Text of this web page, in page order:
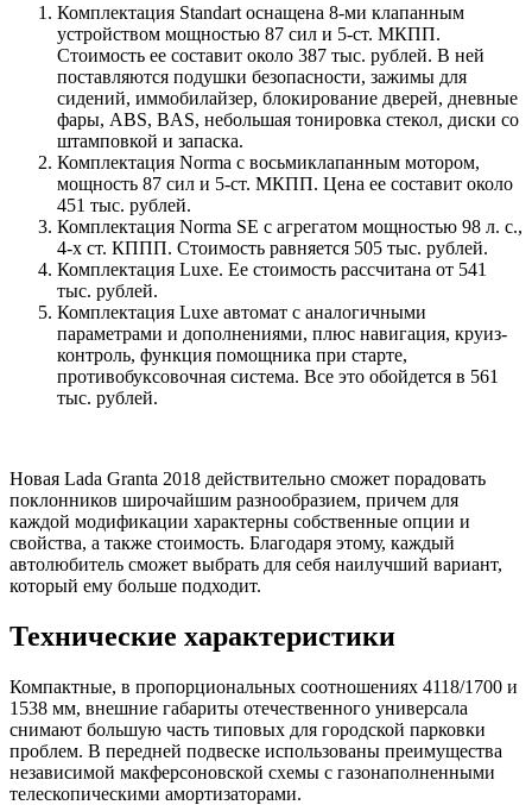
Комплектация Standart оснащена 8-ми клапанным
устройством мощностью 87 сил и 5-ст. МКПП.
Стоимость ее составит около 387 тыс. рублей. В ней
поставляются подушки безопасности, зажимы для
сидений, иммобилайзер, блокирование дверей, дневные
фары, ABS, BAS, небольшая тонировка стекол, диски со
штамповкой и запаска.
Комплектация Norma с восьмиклапанным мотором,
мощность 87 сил и 5-ст. МКПП. Цена ее составит около
451 тыс. рублей.
Комплектация Norma SE с агрегатом мощностью 98 л. с.,
4-х ст. КППП. Стоимость равняется 505 тыс. рублей.
Комплектация Luxe. Ее стоимость рассчитана от 541
тыс. рублей.
Комплектация Luxe автомат с аналогичными
параметрами и дополнениями, плюс навигация, круиз-
контроль, функция помощника при старте,
противобуксовочная система. Все это обойдется в 561
тыс. рублей.
Новая Lada Granta 2018 действительно сможет порадовать
поклонников широчайшим разнообразием, причем для
каждой модификации характерны собственные опции и
свойства, а также стоимость. Благодаря этому, каждый
автолюбитель сможет выбрать для себя наилучший вариант,
который ему больше подходит.
Технические характеристики
Компактные, в пропорциональных соотношениях 4118/1700 и
1538 мм, внешние габариты отечественного универсала
снимают большую часть типовых для городской парковки
проблем. В передней подвеске использованы преимущества
независимой макферсоновской схемы с газонаполненными
телескопическими амортизаторами.